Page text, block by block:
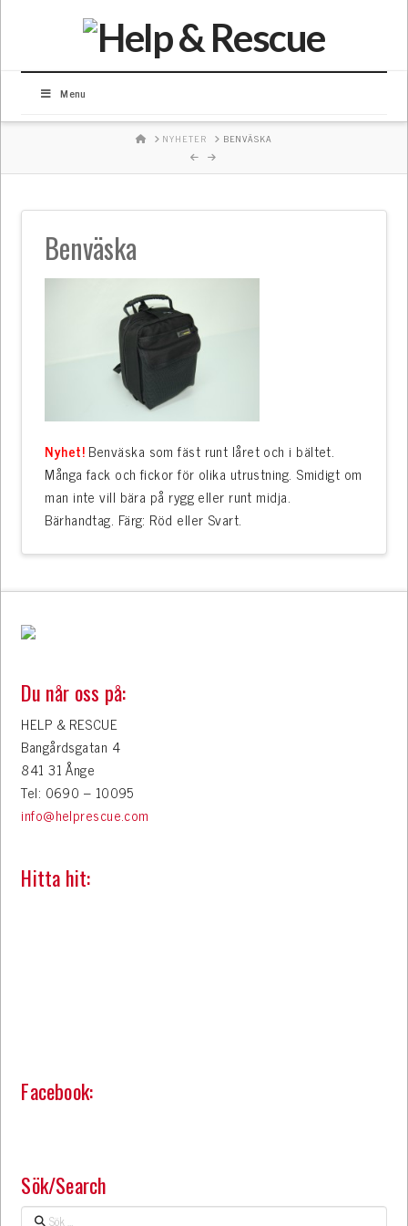
Menu
HOMENYHETER BENVÄSKA
Benväska
Nyhet! Benväska som fäst runt låret och i bältet.
Många fack och fickor för olika utrustning. Smidigt om
man inte vill bära på rygg eller runt midja.
Bärhandtag. Färg: Röd eller Svart.
Du når oss på:
HELP & RESCUE
Bangårdsgatan 4
841 31 Ånge
Tel: 0690 – 10095
info@helprescue.com
Hitta hit:
Facebook:
Sök/Search
Sök